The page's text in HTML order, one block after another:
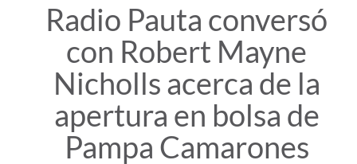
Radio Pauta conversó
con Robert Mayne
Nicholls acerca de la
apertura en bolsa de
Pampa Camarones